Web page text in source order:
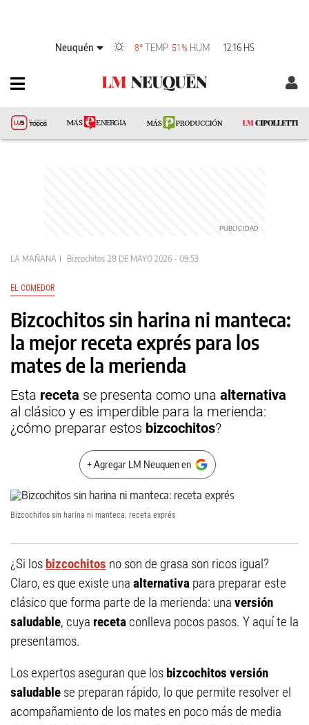
Neuquén 8° TEMP 51% HUM 12:16 HS
LA MAÑANA Bizcochitos 28 DE MAYO 2026 - 09:53
EL COMEDOR
Bizcochitos sin harina ni manteca:
la mejor receta exprés para los
mates de la merienda
Esta receta se presenta como una alternativa
al clásico y es imperdible para la merienda:
¿cómo preparar estos bizcochitos?
+ Agregar LM Neuquen en
Bizcochitos sin harina ni manteca: receta exprés
¿Si los bizcochitos no son de grasa son ricos igual?
Claro, es que existe una alternativa para preparar este
clásico que forma parte de la merienda: una versión
saludable, cuya receta conlleva pocos pasos. Y aquí te la
presentamos.
Los expertos aseguran que los bizcochitos versión
saludable se preparan rápido, lo que permite resolver el
acompañamiento de los mates en poco más de media